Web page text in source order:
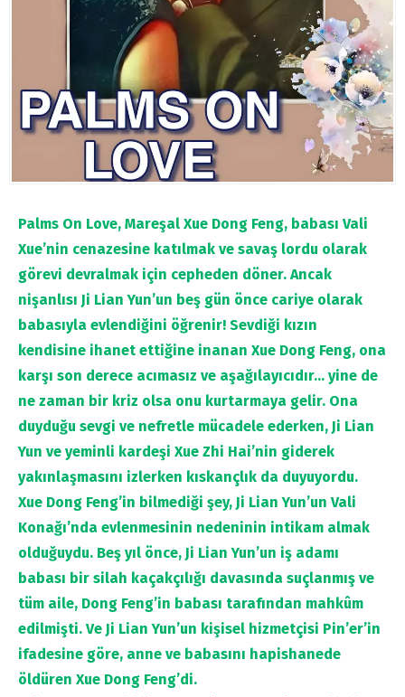
Palms On Love, Mareşal Xue Dong Feng, babası Vali
Xue’nin cenazesine katılmak ve savaş lordu olarak
görevi devralmak için cepheden döner. Ancak
nişanlısı Ji Lian Yun’un beş gün önce cariye olarak
babasıyla evlendiğini öğrenir! Sevdiği kızın
kendisine ihanet ettiğine inanan Xue Dong Feng, ona
karşı son derece acımasız ve aşağılayıcıdır… yine de
ne zaman bir kriz olsa onu kurtarmaya gelir. Ona
duyduğu sevgi ve nefretle mücadele ederken, Ji Lian
Yun ve yeminli kardeşi Xue Zhi Hai’nin giderek
yakınlaşmasını izlerken kıskançlık da duyuyordu.
Xue Dong Feng’in bilmediği şey, Ji Lian Yun’un Vali
Konağı’nda evlenmesinin nedeninin intikam almak
olduğuydu. Beş yıl önce, Ji Lian Yun’un iş adamı
babası bir silah kaçakçılığı davasında suçlanmış ve
tüm aile, Dong Feng’in babası tarafından mahkûm
edilmişti. Ve Ji Lian Yun’un kişisel hizmetçisi Pin’er’in
ifadesine göre, anne ve babasını hapishanede
öldüren Xue Dong Feng’di.